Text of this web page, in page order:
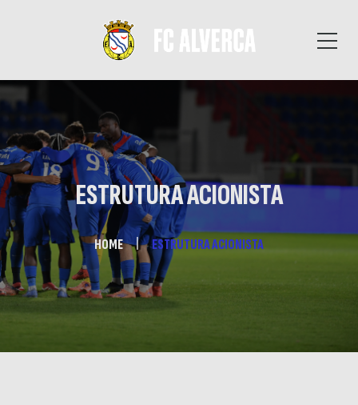
ESTRUTURA ACIONISTA
HOME ESTRUTURA ACIONISTA